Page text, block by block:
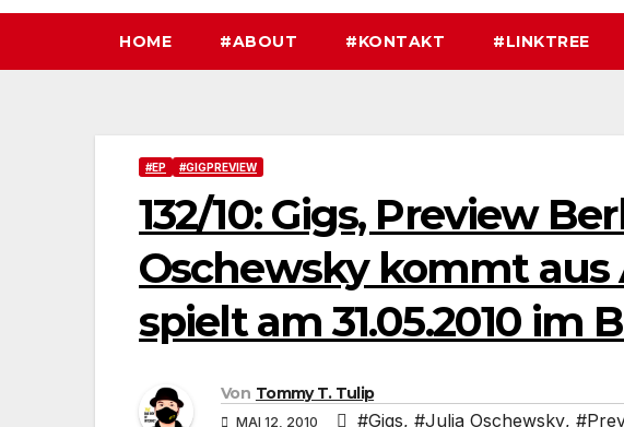
HOME #ABOUT #KONTAKT #LINKTREE
#EP #GIGPREVIEW
132/10: Gigs, Preview
Oschewsky kommt aus
spielt am 31.05.2010 im
Von Tommy T. Tulip
MAI 12, 2010 #Gigs, #Julia Oschewsky,